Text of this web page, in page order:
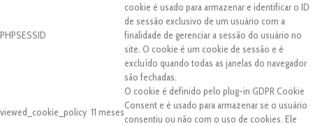
PHPSESSID
cookie é usado para armazenar e identificar o ID
de sessão exclusivo de um usuário com a
finalidade de gerenciar a sessão do usuário no
site. O cookie é um cookie de sessão e é
excluído quando todas as janelas do navegador
são fechadas.
viewed_cookie_policy 11 meses
O cookie é definido pelo plug-in GDPR Cookie
Consent e é usado para armazenar se o usuário
consentiu ou não com o uso de cookies. Ele